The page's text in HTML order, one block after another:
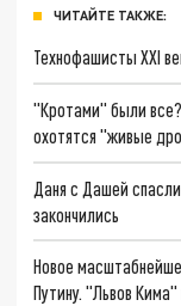
ЧИТАЙТЕ ТАКЖЕ:
Технофашисты XXI
"Кротами" были
охотятся "живые
Даня с Дашей
закончились
Новое
Путину. "Львов